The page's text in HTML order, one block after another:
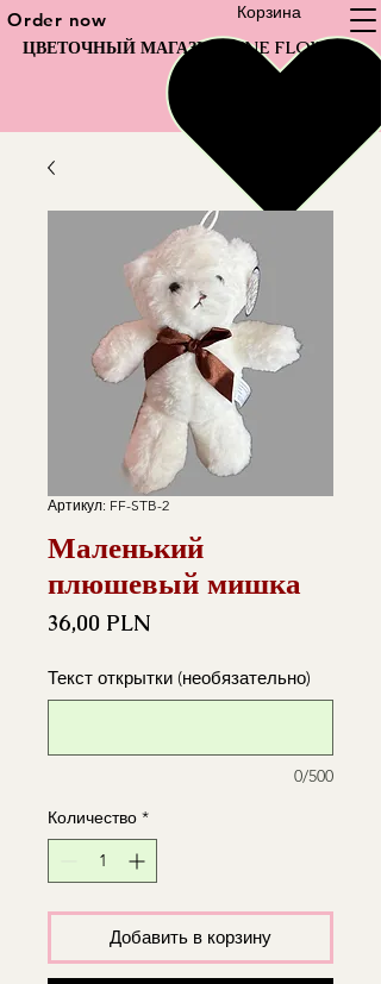
Корзина
ЦВЕТОЧНЫЙ МАГАЗИН FINE FLOWER
Order now
Артикул: FF-STB-2
Маленький
плюшевый мишка
36,00 PLNЦена
Текст открытки (необязательно)
0/500
Количество *
Добавить в корзину